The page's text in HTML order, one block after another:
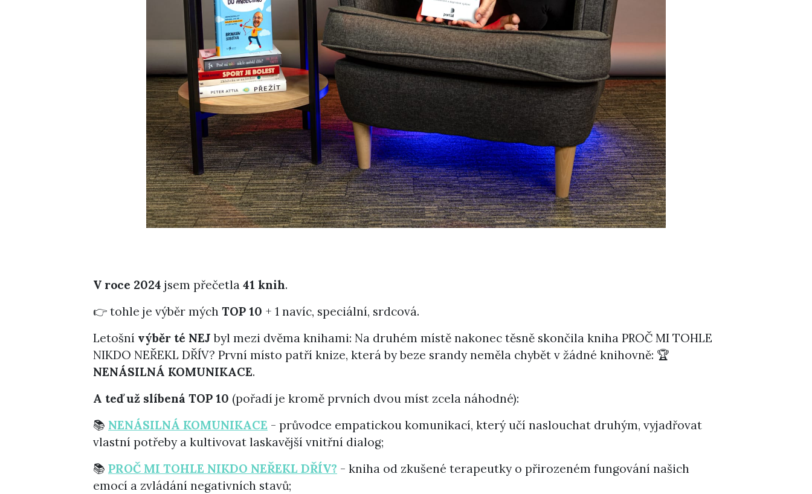
V roce 2024 jsem přečetla 41 knih.
👉 tohle je výběr mých TOP 10 + 1 navíc, speciální, srdcová.
Letošní výběr té NEJbyl mezi dvěma knihami: Na druhém místě nakonec těsně skončila kniha PROČ MI TOHLE
NIKDO NEŘEKL DŘÍV? První místo patří knize, která by beze srandy neměla chybět v žádné knihovně: 🏆
NENÁSILNÁ KOMUNIKACE.
A teď už slíbená TOP 10 (pořadí je kromě prvních dvou míst zcela náhodné):
📚 NENÁSILNÁ KOMUNIKACE - průvodce empatickou komunikací, který učí naslouchat druhým, vyjadřovat
vlastní potřeby a kultivovat laskavější vnitřní dialog;
📚 PROČ MI TOHLE NIKDO NEŘEKL DŘÍV? - kniha od zkušené terapeutky o přirozeném fungování našich
emocí a zvládání negativních stavů;